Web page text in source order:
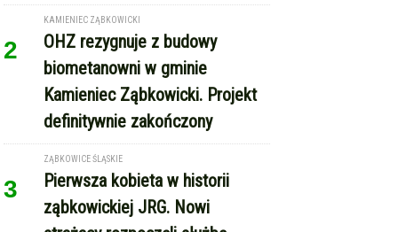
2
KAMIENIEC ZĄBKOWICKI
OHZ rezygnuje z budowy
biometanowni w gminie
Kamieniec Ząbkowicki. Projekt
definitywnie zakończony
3
ZĄBKOWICE ŚLĄSKIE
Pierwsza kobieta w historii
ząbkowickiej JRG. Nowi